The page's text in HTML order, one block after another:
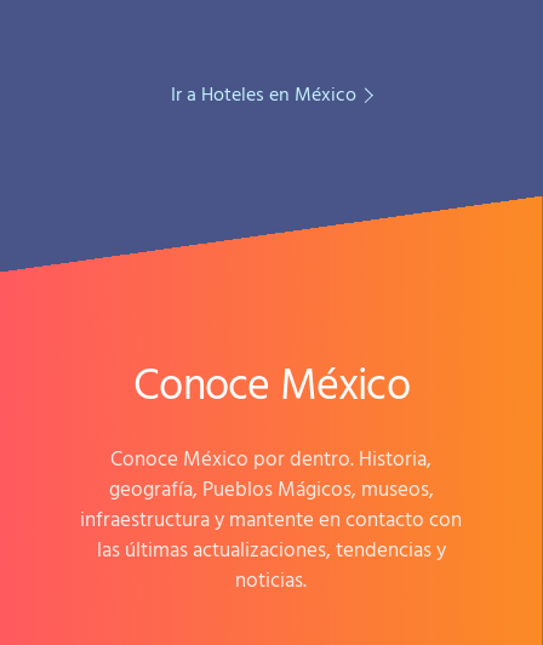
Ir a Hoteles en México
Conoce México
Conoce México por dentro. Historia,
geografía, Pueblos Mágicos, museos,
infraestructura y mantente en contacto con
las últimas actualizaciones, tendencias y
noticias.